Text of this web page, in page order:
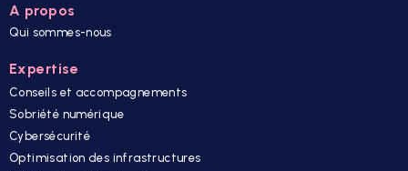
A propos
Qui sommes-nous
Expertise
Conseils et accompagnements
Sobriété numérique
Cybersécurité
Optimisation des infrastructures